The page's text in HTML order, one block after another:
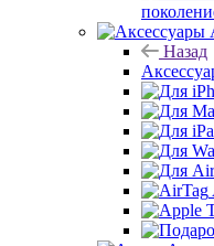
Назад